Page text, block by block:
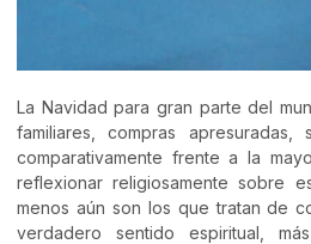
La Navidad para gran parte del
familiares, compras
comparativamente frente a la
reflexionar religiosamente sobre
menos aún son los que tratan de
verdadero sentido espiritual,